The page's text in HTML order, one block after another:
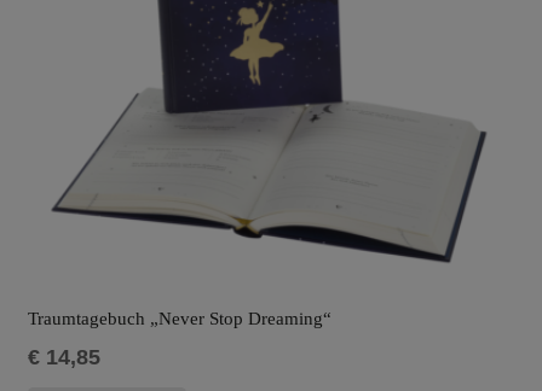
Traumtagebuch „Never Stop Dreaming“
€14,85